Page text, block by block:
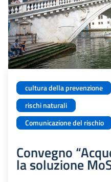
cultura della prevenzione
rischi naturali
Comunicazione del rischio
Convegno
la soluzione